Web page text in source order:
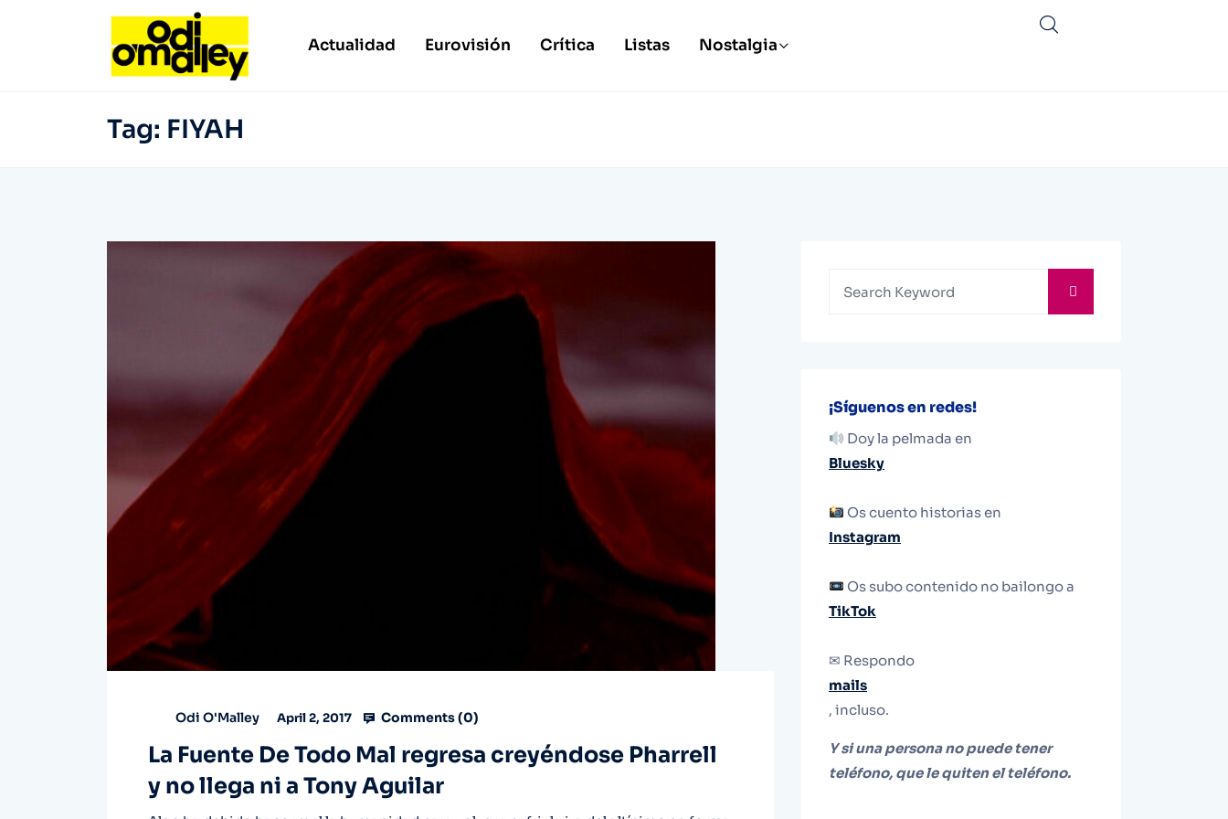
Actualidad Eurovisión Crítica Listas Nostalgia
Tag: FIYAH
Odi O'Malley April 2, 2017 Comments (0)
La Fuente De Todo Mal regresa creyéndose Pharrell
y no llega ni a Tony Aguilar
¡Síguenos en redes!
Doy la pelmada en
Bluesky
Os cuento historias en
Instagram
Os subo contenido no bailongo a
TikTok
✉ Respondo
mails
, incluso.
Y si una persona no puede tener
teléfono, que le quiten el teléfono.